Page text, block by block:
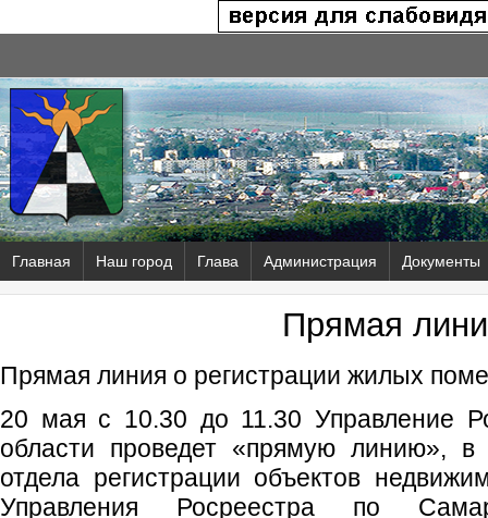
Главная Наш город Глава Администрация Документы
Прямая
Прямая линия о регистрации жилых
20 мая с 10.30 до 11.30 Управление
области проведет «прямую линию», в
отдела регистрации объектов
Управления Росреестра по